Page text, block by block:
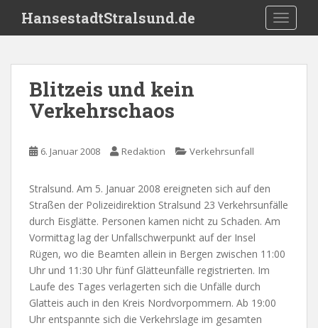
i
HansestadtStralsund.de
Blitzeis und kein
Verkehrschaos
6. Januar 2008 Redaktion Verkehrsunfall
Stralsund. Am 5. Januar 2008 ereigneten sich auf den
Straßen der Polizeidirektion Stralsund 23 Verkehrsunfälle
durch Eisglätte. Personen kamen nicht zu Schaden. Am
Vormittag lag der Unfallschwerpunkt auf der Insel
Rügen, wo die Beamten allein in Bergen zwischen 11:00
Uhr und 11:30 Uhr fünf Glätteunfälle registrierten. Im
Laufe des Tages verlagerten sich die Unfälle durch
Glatteis auch in den Kreis Nordvorpommern. Ab 19:00
Uhr entspannte sich die Verkehrslage im gesamten